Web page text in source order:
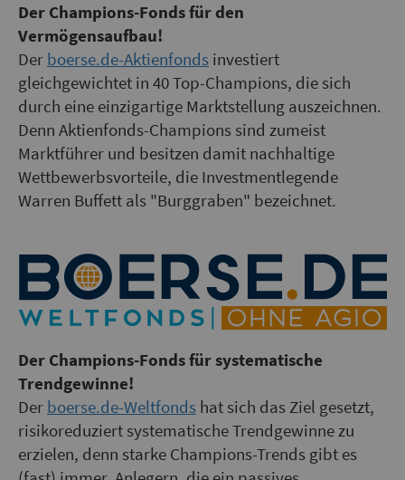
Der Champions-Fonds für den
Vermögensaufbau!
Der boerse.de-Aktienfonds investiert
gleichgewichtet in 40 Top-Champions, die sich
durch eine einzigartige Marktstellung auszeichnen.
Denn Aktienfonds-Champions sind zumeist
Marktführer und besitzen damit nachhaltige
Wettbewerbsvorteile, die Investmentlegende
Warren Buffett als "Burggraben" bezeichnet.
Der Champions-Fonds für systematische
Trendgewinne!
Der boerse.de-Weltfonds hat sich das Ziel gesetzt,
risikoreduziert systematische Trendgewinne zu
erzielen, denn starke Champions-Trends gibt es